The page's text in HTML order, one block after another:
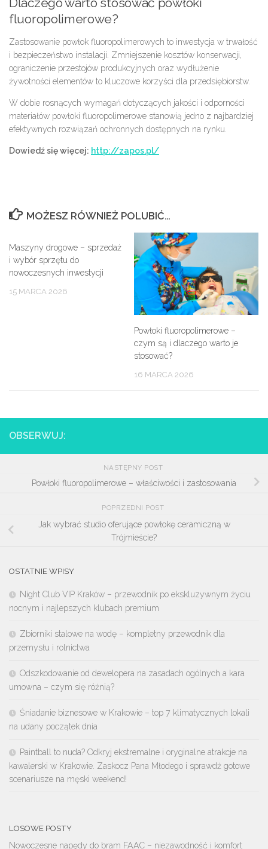
fluoropolimerowe?
Zastosowanie powłok fluoropolimerowych to inwestycja w trwałość
i bezpieczeństwo instalacji. Zmniejszenie kosztów konserwacji,
ograniczenie przestojów produkcyjnych oraz wydłużenie
żywotności elementów to kluczowe korzyści dla przedsiębiorstw.
W dobie rosnących wymagań dotyczących jakości i odporności
materiałów powłoki fluoropolimerowe stanowią jedno z najbardziej
efektywnych rozwiązań ochronnych dostępnych na rynku.
Dowiedź się więcej: http://zapos.pl/
MOŻESZ RÓWNIEŻ POLUBIĆ…
Maszyny drogowe – sprzedaż
i wybór sprzętu do
nowoczesnych inwestycji
15 MARCA 2026
Powłoki fluoropolimerowe –
czym są i dlaczego warto je
stosować?
16 MARCA 2026
OBSERWUJ:
NASTĘPNY POST
Powłoki fluoropolimerowe – właściwości i zastosowania
POPRZEDNI POST
Jak wybrać studio oferujące powłokę ceramiczną w
Trójmieście?
OSTATNIE WPISY
Night Club VIP Kraków – przewodnik po ekskluzywnym życiu
nocnym i najlepszych klubach premium
Zbiorniki stalowe na wodę – kompletny przewodnik dla
przemysłu i rolnictwa
Odszkodowanie od dewelopera na zasadach ogólnych a kara
umowna – czym się różnią?
Śniadanie biznesowe w Krakowie – top 7 klimatycznych lokali
na udany początek dnia
Paintball to nuda? Odkryj ekstremalne i oryginalne atrakcje na
kawalerski w Krakowie. Zaskocz Pana Młodego i sprawdź gotowe
scenariusze na męski weekend!
LOSOWE POSTY
Nowoczesne napędy do bram FAAC – niezawodność i komfort